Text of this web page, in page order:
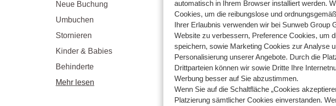
automatisch in Ihrem Browser installiert werden.
Cookies, um die reibungslose und
Ihrer Erlaubnis verwenden wir bei Sunweb
Website zu verbessern, Preference Cookies, um
speichern, sowie Marketing Cookies zur Analyse
Personalisierung unserer Angebote. Durch die
Drittparteien können wir sowie Dritte Ihre
Werbung besser auf Sie abzustimmen.
Wenn Sie auf die Schaltfläche „Cookies
Platzierung sämtlicher Cookies einverstanden.
Neue Buchung
Umbuchen
Stornieren
Kinder & Babies
Behinderte
Mehr lesen
Login
Änderung über Mein
Informationen zu Mein